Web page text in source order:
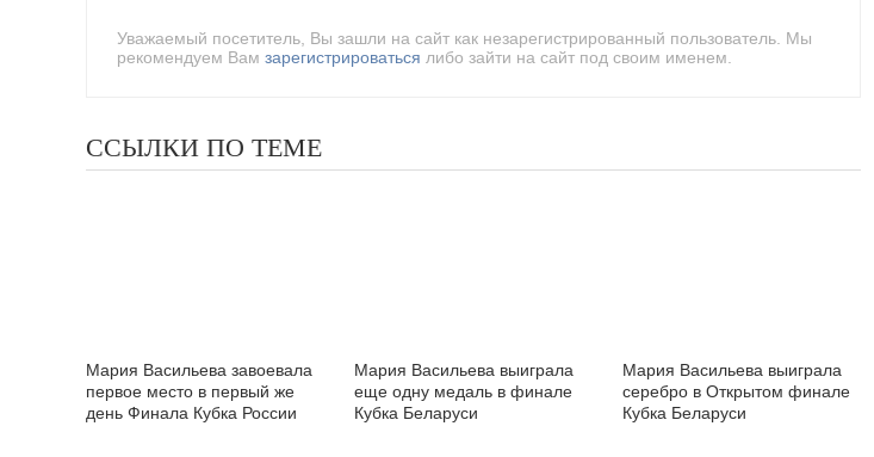
Уважаемый посетитель, Вы зашли на сайт как незарегистрированный пользователь. Мы
рекомендуем Вам зарегистрироваться либо зайти на сайт под своим именем.
ССЫЛКИ ПО ТЕМЕ
Мария Васильева завоевала
первое место в первый же
день Финала Кубка России
Мария Васильева выиграла
еще одну медаль в финале
Кубка Беларуси
Мария Васильева выиграла
серебро в Открытом финале
Кубка Беларуси